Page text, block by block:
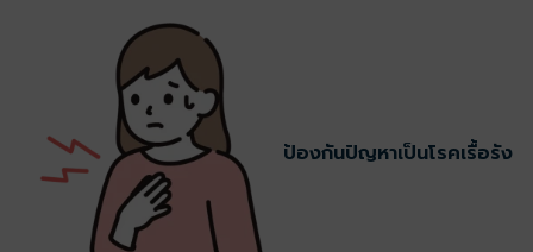
ป้องกันปัญหาเป็นโรคเรื้อรัง